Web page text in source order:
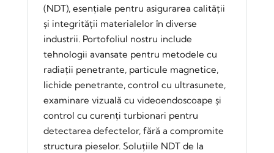
(NDT), esențiale pentru asigurarea calității
și integrității materialelor în diverse
industrii. Portofoliul nostru include
tehnologii avansate pentru metodele cu
radiații penetrante, particule magnetice,
lichide penetrante, control cu ultrasunete,
examinare vizuală cu videoendoscoape și
control cu curenți turbionari pentru
detectarea defectelor, fără a compromite
structura pieselor. Soluțiile NDT de la